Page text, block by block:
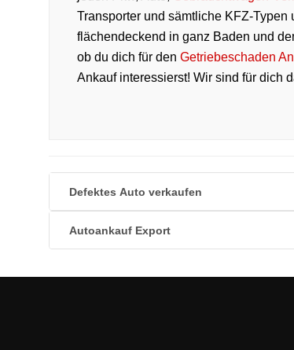
Transporter und sämtliche KFZ-
flächendeckend in ganz Baden und
ob du dich für den Getriebeschaden
Ankauf interessierst! Wir sind für dich
Defektes Auto verkaufen
Autoankauf Export